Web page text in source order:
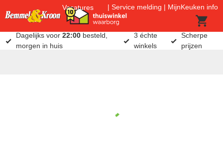
Vacatures Service melding MijnKeuken info
Dagelijks voor22:00 besteld,
morgen in huis
3 échte
winkels
Scherpe
prijzen